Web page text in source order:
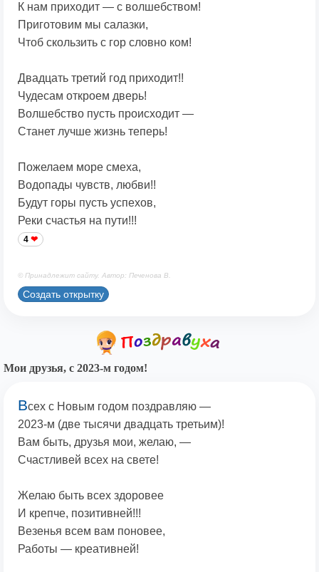
К нам приходит — с волшебством!
Приготовим мы салазки,
Чтоб скользить с гор словно ком!
Двадцать третий год приходит!!
Чудесам откроем дверь!
Волшебство пусть происходит —
Станет лучше жизнь теперь!
Пожелаем море смеха,
Водопады чувств, любви!!
Будут горы пусть успехов,
Реки счастья на пути!!!
4
© Принадлежит сайту. Автор: Печенова В.
Создать открытку
Мои друзья, с 2023-м годом!
Всех с Новым годом поздравляю —
2023-м (две тысячи двадцать третьим)!
Вам быть, друзья мои, желаю, —
Счастливей всех на свете!
Желаю быть всех здоровее
И крепче, позитивней!!!
Везенья всем вам поновее,
Работы — креативней!